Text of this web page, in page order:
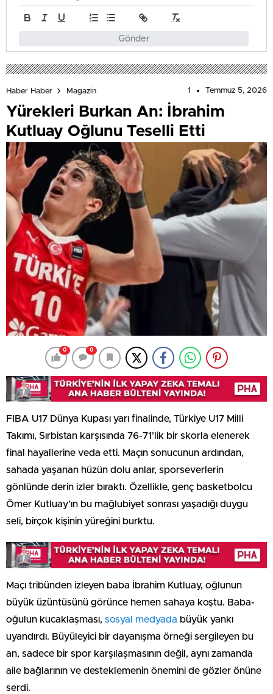
Gönder
Haber Haber Magazin 1 Temmuz 5, 2026
Yürekleri Burkan An: İbrahim
Kutluay Oğlunu Teselli Etti
0 0
FIBA U17 Dünya Kupası yarı finalinde, Türkiye U17 Milli
Takımı, Sırbistan karşısında 76-71’lik bir skorla elenerek
final hayallerine veda etti. Maçın sonucunun ardından,
sahada yaşanan hüzün dolu anlar, sporseverlerin
gönlünde derin izler bıraktı. Özellikle, genç basketbolcu
Ömer Kutluay’ın bu mağlubiyet sonrası yaşadığı duygu
seli, birçok kişinin yüreğini burktu.
Maçı tribünden izleyen baba İbrahim Kutluay, oğlunun
büyük üzüntüsünü görünce hemen sahaya koştu. Baba-
oğulun kucaklaşması, sosyal medyada büyük yankı
uyandırdı. Büyüleyici bir dayanışma örneği sergileyen bu
an, sadece bir spor karşılaşmasının değil, aynı zamanda
aile bağlarının ve desteklemenin önemini de gözler önüne
serdi.